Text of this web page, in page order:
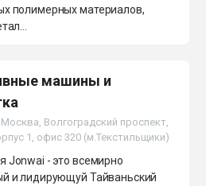
полимерных материалов,
машины и
Москва, Волгоградский проспект,
1, офис 320 (м.Текстильщики)
Jonwai - это всемирно
и лидирующуй Тайваньский